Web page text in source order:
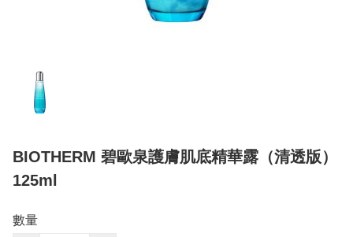
BIOTHERM 碧歐泉護膚肌底精華露（清透版）
125ml
數量